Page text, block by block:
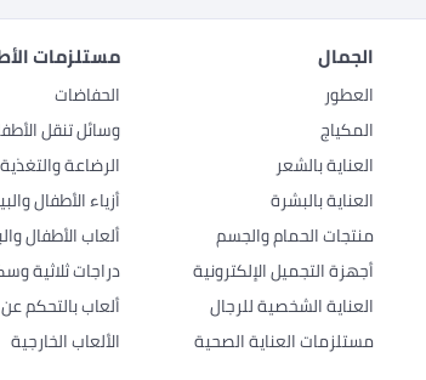
الجمال
العطور
المكياج
العناية بالشعر
العناية بالبشرة
منتجات الحمام والجسم
أجهزة التجميل الإلكترونية
العناية الشخصية للرجال
مستلزمات العناية الصحية
مستلزمات
الحفاضات
وسائل تنقل
الرضاعة والتغذية
أزياء الأطفال
ألعاب الأطفال
دراجات ثلاثية
ألعاب بالتحكم
الألعاب الخارجية